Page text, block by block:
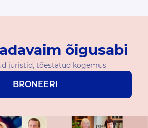
õigusabi
juristid, tõestatud kogemus
BRONEERI